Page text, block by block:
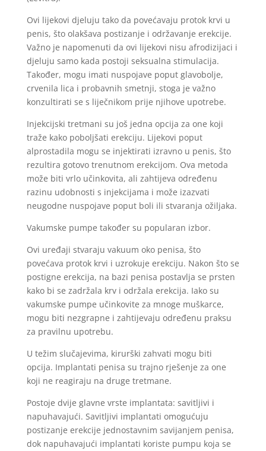
Ovi lijekovi djeluju tako da povećavaju protok krvi u
penis, što olakšava postizanje i održavanje erekcije.
Važno je napomenuti da ovi lijekovi nisu afrodizijaci i
djeluju samo kada postoji seksualna stimulacija.
Također, mogu imati nuspojave poput glavobolje,
crvenila lica i probavnih smetnji, stoga je važno
konzultirati se s liječnikom prije njihove upotrebe.
Injekcijski tretmani su još jedna opcija za one koji
traže kako poboljšati erekciju. Lijekovi poput
alprostadila mogu se injektirati izravno u penis, što
rezultira gotovo trenutnom erekcijom. Ova metoda
može biti vrlo učinkovita, ali zahtijeva određenu
razinu udobnosti s injekcijama i može izazvati
neugodne nuspojave poput boli ili stvaranja ožiljaka.
Vakumske pumpe također su popularan izbor.
Ovi uređaji stvaraju vakuum oko penisa, što
povećava protok krvi i uzrokuje erekciju. Nakon što se
postigne erekcija, na bazi penisa postavlja se prsten
kako bi se zadržala krv i održala erekcija. Iako su
vakumske pumpe učinkovite za mnoge muškarce,
mogu biti nezgrapne i zahtijevaju određenu praksu
za pravilnu upotrebu.
U težim slučajevima, kirurški zahvati mogu biti
opcija. Implantati penisa su trajno rješenje za one
koji ne reagiraju na druge tretmane.
Postoje dvije glavne vrste implantata: savitljivi i
napuhavajući. Savitljivi implantati omogućuju
postizanje erekcije jednostavnim savijanjem penisa,
dok napuhavajući implantati koriste pumpu koja se